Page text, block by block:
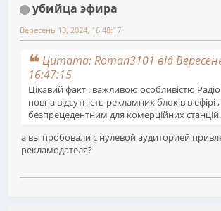
убийца эфира
Вересень 13, 2024, 16:48:17
Цитата: Roman3101 від
16:47:15
Цікавий факт : важливою особливістю
повна відсутність рекламних блоків в ефірі
безпрецедентним для комерційних станцій.
а вы пробовали с нулевой аудиторией
рекламодателя?